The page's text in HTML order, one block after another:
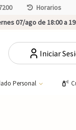
Horarios
07/ago de 18:00 a
Iniciar
Personal